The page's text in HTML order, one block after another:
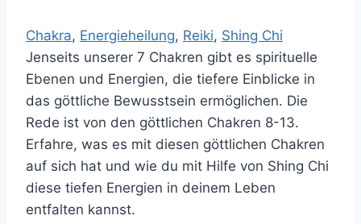
Chakra, Energieheilung, Reiki, Shing Chi
Jenseits unserer 7 Chakren gibt es spirituelle
Ebenen und Energien, die tiefere Einblicke in
das göttliche Bewusstsein ermöglichen. Die
Rede ist von den göttlichen Chakren 8-13.
Erfahre, was es mit diesen göttlichen Chakren
auf sich hat und wie du mit Hilfe von Shing Chi
diese tiefen Energien in deinem Leben
entfalten kannst.